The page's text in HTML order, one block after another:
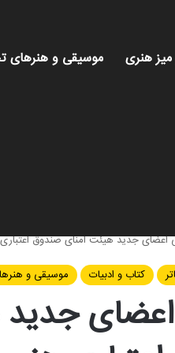
میز هنری موسیقی و هنرهای
اعضای جدید هیئت امنای صندوق
کتاب و ادبیات موسیقی و
جدید